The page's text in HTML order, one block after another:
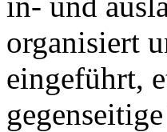
organisiert
eingeführt,